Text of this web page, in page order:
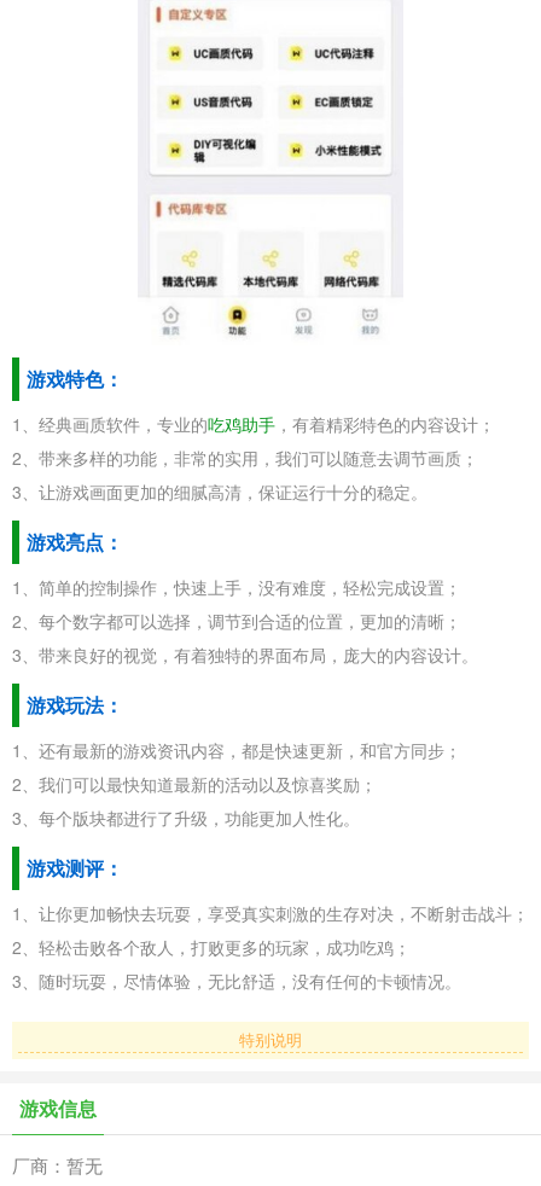
游戏特色：
1、经典画质软件，专业的吃鸡助手 ，有着精彩特色的内容设计；
2、带来多样的功能，非常的实用，我们可以随意去调节画质；
3、让游戏画面更加的细腻高清，保证运行十分的稳定。
游戏亮点：
1、简单的控制操作，快速上手，没有难度，轻松完成设置；
2、每个数字都可以选择，调节到合适的位置，更加的清晰；
3、带来良好的视觉，有着独特的界面布局，庞大的内容设计。
游戏玩法：
1、还有最新的游戏资讯内容，都是快速更新，和官方同步；
2、我们可以最快知道最新的活动以及惊喜奖励；
3、每个版块都进行了升级，功能更加人性化。
游戏测评：
1、让你更加畅快去玩耍，享受真实刺激的生存对决，不断射击战斗；
2、轻松击败各个敌人，打败更多的玩家，成功吃鸡；
3、随时玩耍，尽情体验，无比舒适，没有任何的卡顿情况。
特别说明
游戏信息
厂商：暂无